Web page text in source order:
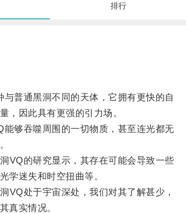
排行
普通黑洞不同的天体，它拥有更快的自
，因此具有更强的引力场。
够吞噬周围的一切物质，甚至连光都无
的研究显示，其存在可能会导致一些
学迷失和时空扭曲等。
处于宇宙深处，我们对其了解甚少，
真实情况。